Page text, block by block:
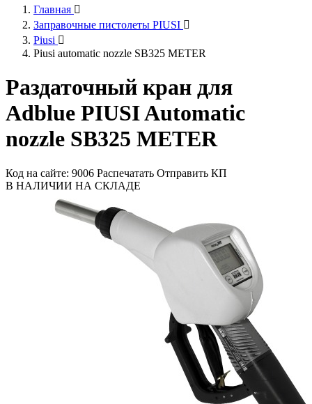
Главная 
Заправочные пистолеты PIUSI 
Piusi 
Piusi automatic nozzle SB325 METER
Раздаточный кран для
Adblue PIUSI Automatic
nozzle SB325 METER
Код на сайте: 9006 Распечатать Отправить КП
В НАЛИЧИИ НА СКЛАДЕ